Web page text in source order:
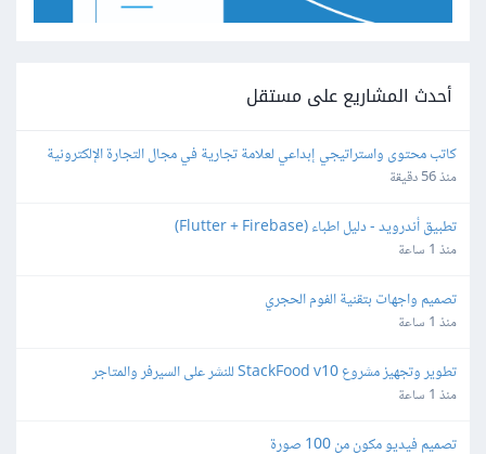
أحدث المشاريع على مستقل
كاتب محتوى واستراتيجي إبداعي لعلامة تجارية في مجال التجارة الإلكترونية
منذ 56 دقيقة
تطبيق أندرويد - دليل اطباء (Flutter + Firebase)
منذ 1 ساعة
تصميم واجهات بتقنية الفوم الحجري
منذ 1 ساعة
تطوير وتجهيز مشروع StackFood v10 للنشر على السيرفر والمتاجر
منذ 1 ساعة
تصميم فيديو مكون من 100 صورة